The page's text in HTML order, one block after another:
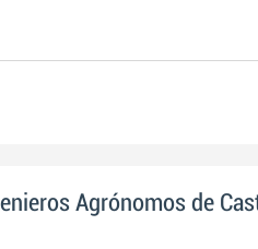
Agrónomos de